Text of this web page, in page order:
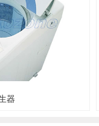
器